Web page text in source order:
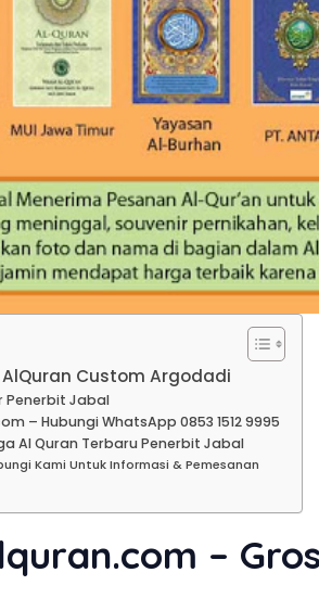
Custom Argodadi
Penerbit Jabal
– Hubungi WhatsApp 0853 1512 9995
Al Quran Terbaru Penerbit Jabal
Kami Untuk Informasi & Pemesanan
–